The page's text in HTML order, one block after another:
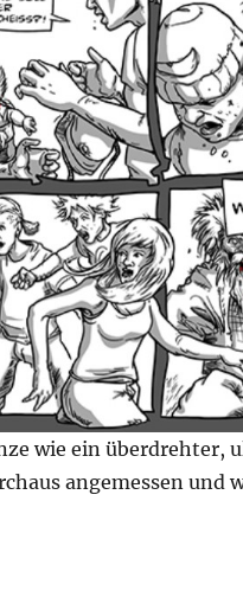
wie ein überdrehter,
angemessen und